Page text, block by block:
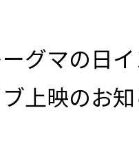
グマの日
上映のお知